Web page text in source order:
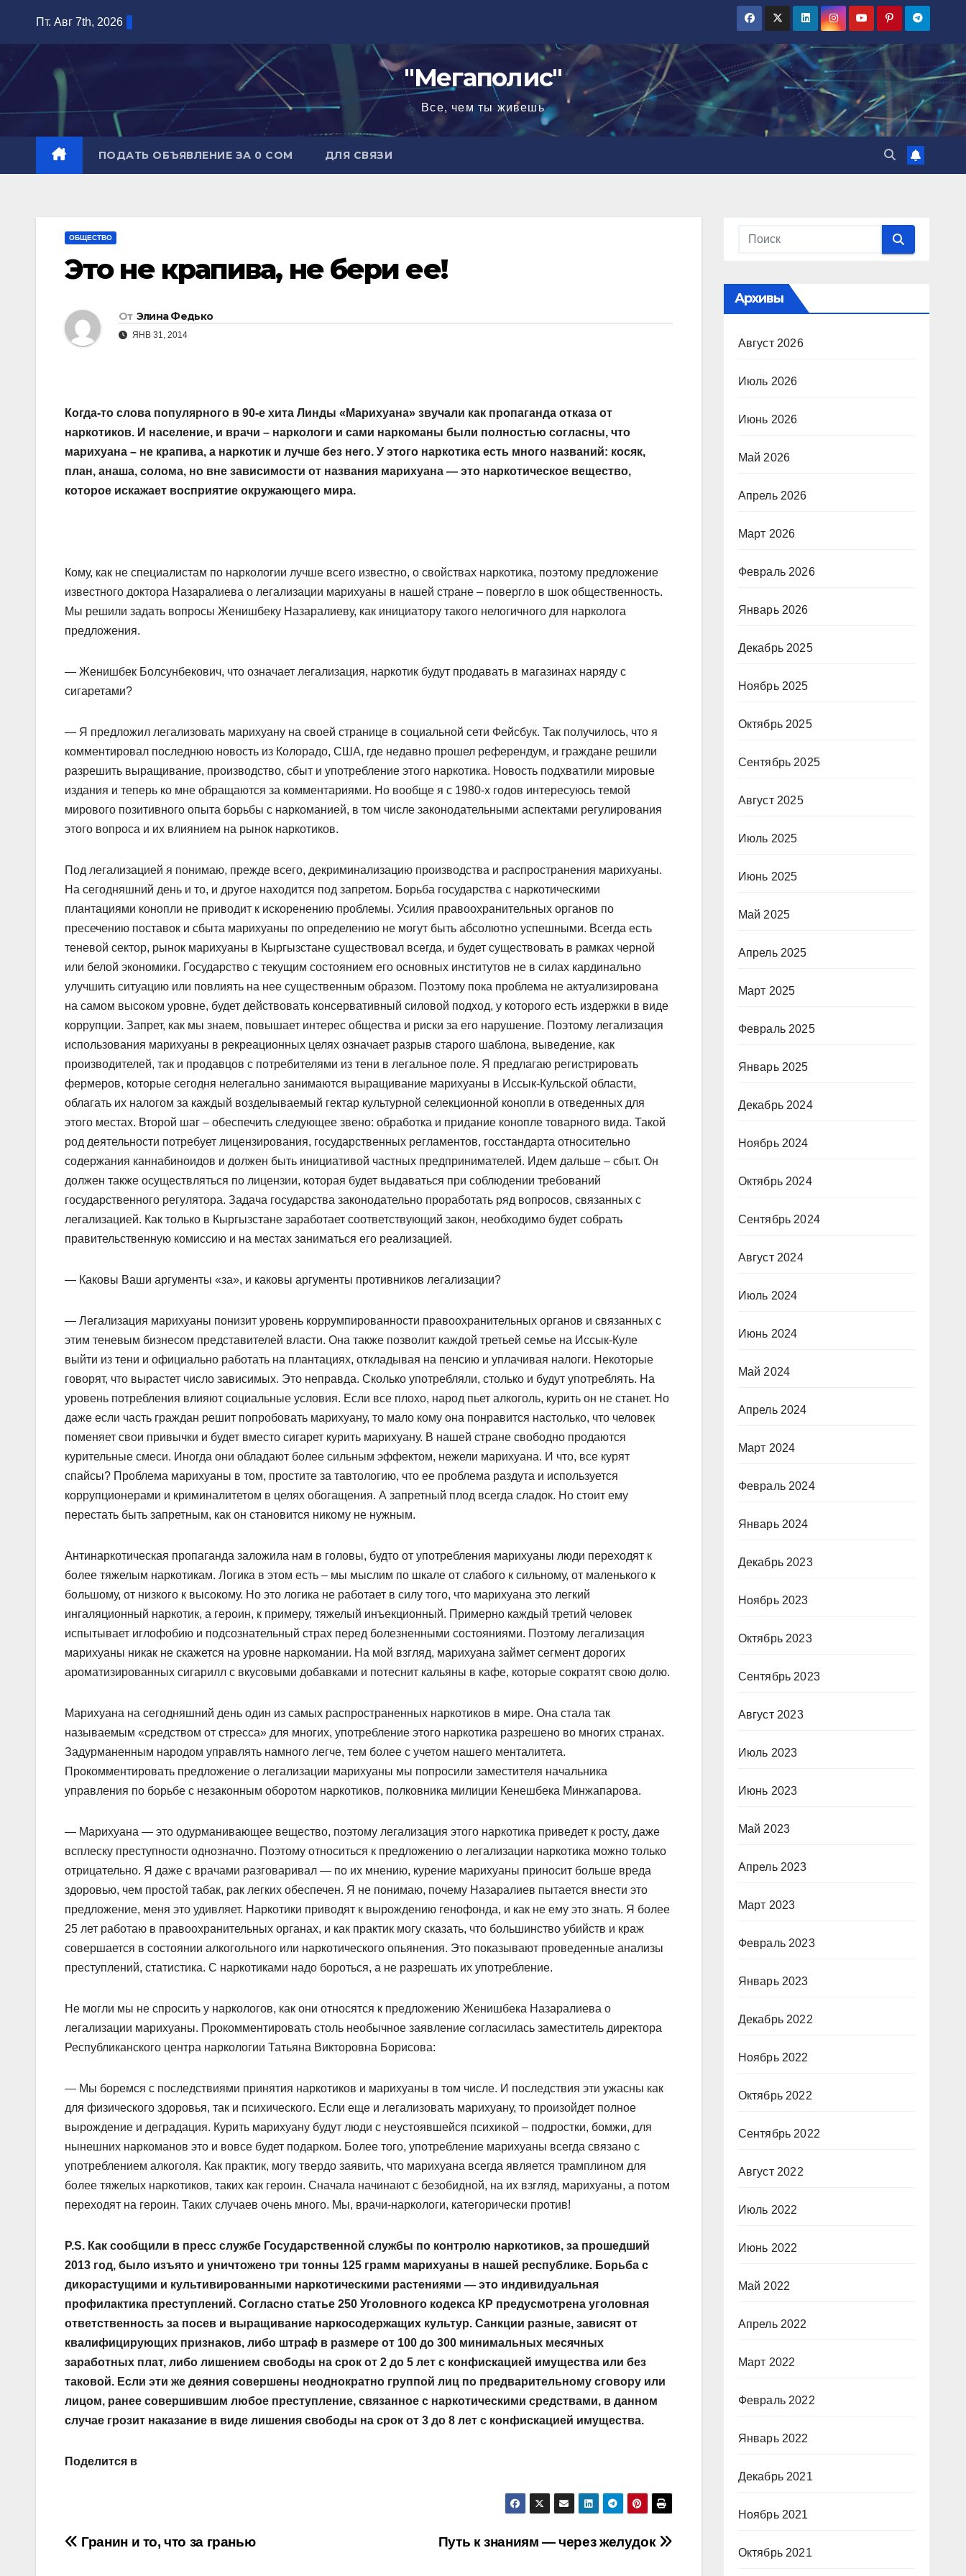
содержимому
Пт. Авг 7th, 2026
"Мегаполис"
Все, чем ты живешь
ПОДАТЬ ОБЪЯВЛЕНИЕ ЗА 0 СОМ ДЛЯ СВЯЗИ
ОБЩЕСТВО
Это не крапива, не бери ее!
От Элина Федько
ЯНВ 31, 2014
Когда-то слова популярного в 90-е хита Линды «Марихуана» звучали как пропаганда отказа от
наркотиков. И население, и врачи – наркологи и сами наркоманы были полностью согласны, что
марихуана – не крапива, а наркотик и лучше без него. У этого наркотика есть много названий: косяк,
план, анаша, солома, но вне зависимости от названия марихуана — это наркотическое вещество,
которое искажает восприятие окружающего мира.
Кому, как не специалистам по наркологии лучше всего известно, о свойствах наркотика, поэтому предложение
известного доктора Назаралиева о легализации марихуаны в нашей стране – повергло в шок общественность.
Мы решили задать вопросы Женишбеку Назаралиеву, как инициатору такого нелогичного для нарколога
предложения.
— Женишбек Болсунбекович, что означает легализация, наркотик будут продавать в магазинах наряду с
сигаретами?
— Я предложил легализовать марихуану на своей странице в социальной сети Фейсбук. Так получилось, что я
комментировал последнюю новость из Колорадо, США, где недавно прошел референдум, и граждане решили
разрешить выращивание, производство, сбыт и употребление этого наркотика. Новость подхватили мировые
издания и теперь ко мне обращаются за комментариями. Но вообще я с 1980-х годов интересуюсь темой
мирового позитивного опыта борьбы с наркоманией, в том числе законодательными аспектами регулирования
этого вопроса и их влиянием на рынок наркотиков.
Под легализацией я понимаю, прежде всего, декриминализацию производства и распространения марихуаны.
На сегодняшний день и то, и другое находится под запретом. Борьба государства с наркотическими
плантациями конопли не приводит к искоренению проблемы. Усилия правоохранительных органов по
пресечению поставок и сбыта марихуаны по определению не могут быть абсолютно успешными. Всегда есть
теневой сектор, рынок марихуаны в Кыргызстане существовал всегда, и будет существовать в рамках черной
или белой экономики. Государство с текущим состоянием его основных институтов не в силах кардинально
улучшить ситуацию или повлиять на нее существенным образом. Поэтому пока проблема не актуализирована
на самом высоком уровне, будет действовать консервативный силовой подход, у которого есть издержки в виде
коррупции. Запрет, как мы знаем, повышает интерес общества и риски за его нарушение. Поэтому легализация
использования марихуаны в рекреационных целях означает разрыв старого шаблона, выведение, как
производителей, так и продавцов с потребителями из тени в легальное поле. Я предлагаю регистрировать
фермеров, которые сегодня нелегально занимаются выращивание марихуаны в Иссык-Кульской области,
облагать их налогом за каждый возделываемый гектар культурной селекционной конопли в отведенных для
этого местах. Второй шаг – обеспечить следующее звено: обработка и придание конопле товарного вида. Такой
род деятельности потребует лицензирования, государственных регламентов, госстандарта относительно
содержания каннабиноидов и должен быть инициативой частных предпринимателей. Идем дальше – сбыт. Он
должен также осуществляться по лицензии, которая будет выдаваться при соблюдении требований
государственного регулятора. Задача государства законодательно проработать ряд вопросов, связанных с
легализацией. Как только в Кыргызстане заработает соответствующий закон, необходимо будет собрать
правительственную комиссию и на местах заниматься его реализацией.
— Каковы Ваши аргументы «за», и каковы аргументы противников легализации?
— Легализация марихуаны понизит уровень коррумпированности правоохранительных органов и связанных с
этим теневым бизнесом представителей власти. Она также позволит каждой третьей семье на Иссык-Куле
выйти из тени и официально работать на плантациях, откладывая на пенсию и уплачивая налоги. Некоторые
говорят, что вырастет число зависимых. Это неправда. Сколько употребляли, столько и будут употреблять. На
уровень потребления влияют социальные условия. Если все плохо, народ пьет алкоголь, курить он не станет. Но
даже если часть граждан решит попробовать марихуану, то мало кому она понравится настолько, что человек
поменяет свои привычки и будет вместо сигарет курить марихуану. В нашей стране свободно продаются
курительные смеси. Иногда они обладают более сильным эффектом, нежели марихуана. И что, все курят
спайсы? Проблема марихуаны в том, простите за тавтологию, что ее проблема раздута и используется
коррупционерами и криминалитетом в целях обогащения. А запретный плод всегда сладок. Но стоит ему
перестать быть запретным, как он становится никому не нужным.
Антинаркотическая пропаганда заложила нам в головы, будто от употребления марихуаны люди переходят к
более тяжелым наркотикам. Логика в этом есть – мы мыслим по шкале от слабого к сильному, от маленького к
большому, от низкого к высокому. Но это логика не работает в силу того, что марихуана это легкий
ингаляционный наркотик, а героин, к примеру, тяжелый инъекционный. Примерно каждый третий человек
испытывает иглофобию и подсознательный страх перед болезненными состояниями. Поэтому легализация
марихуаны никак не скажется на уровне наркомании. На мой взгляд, марихуана займет сегмент дорогих
ароматизированных сигарилл с вкусовыми добавками и потеснит кальяны в кафе, которые сократят свою долю.
Марихуана на сегодняшний день один из самых распространенных наркотиков в мире. Она стала так
называемым «средством от стресса» для многих, употребление этого наркотика разрешено во многих странах.
Задурманенным народом управлять намного легче, тем более с учетом нашего менталитета.
Прокомментировать предложение о легализации марихуаны мы попросили заместителя начальника
управления по борьбе с незаконным оборотом наркотиков, полковника милиции Кенешбека Минжапарова.
— Марихуана — это одурманивающее вещество, поэтому легализация этого наркотика приведет к росту, даже
всплеску преступности однозначно. Поэтому относиться к предложению о легализации наркотика можно только
отрицательно. Я даже с врачами разговаривал — по их мнению, курение марихуаны приносит больше вреда
здоровью, чем простой табак, рак легких обеспечен. Я не понимаю, почему Назаралиев пытается внести это
предложение, меня это удивляет. Наркотики приводят к вырождению генофонда, и как не ему это знать. Я более
25 лет работаю в правоохранительных органах, и как практик могу сказать, что большинство убийств и краж
совершается в состоянии алкогольного или наркотического опьянения. Это показывают проведенные анализы
преступлений, статистика. С наркотиками надо бороться, а не разрешать их употребление.
Не могли мы не спросить у наркологов, как они относятся к предложению Женишбека Назаралиева о
легализации марихуаны. Прокомментировать столь необычное заявление согласилась заместитель директора
Республиканского центра наркологии Татьяна Викторовна Борисова:
— Мы боремся с последствиями принятия наркотиков и марихуаны в том числе. И последствия эти ужасны как
для физического здоровья, так и психического. Если еще и легализовать марихуану, то произойдет полное
вырождение и деградация. Курить марихуану будут люди с неустоявшейся психикой – подростки, бомжи, для
нынешних наркоманов это и вовсе будет подарком. Более того, употребление марихуаны всегда связано с
употреблением алкоголя. Как практик, могу твердо заявить, что марихуана всегда является трамплином для
более тяжелых наркотиков, таких как героин. Сначала начинают с безобидной, на их взгляд, марихуаны, а потом
переходят на героин. Таких случаев очень много. Мы, врачи-наркологи, категорически против!
P.S. Как сообщили в пресс службе Государственной службы по контролю наркотиков, за прошедший
2013 год, было изъято и уничтожено три тонны 125 грамм марихуаны в нашей республике. Борьба с
дикорастущими и культивированными наркотическими растениями — это индивидуальная
профилактика преступлений. Согласно статье 250 Уголовного кодекса КР предусмотрена уголовная
ответственность за посев и выращивание наркосодержащих культур. Санкции разные, зависят от
квалифицирующих признаков, либо штраф в размере от 100 до 300 минимальных месячных
заработных плат, либо лишением свободы на срок от 2 до 5 лет с конфискацией имущества или без
таковой. Если эти же деяния совершены неоднократно группой лиц по предварительному сговору или
лицом, ранее совершившим любое преступление, связанное с наркотическими средствами, в данном
случае грозит наказание в виде лишения свободы на срок от 3 до 8 лет с конфискацией имущества.
Поделится в
Навигация
Путь к знаниям — через желудок
Гранин и то, что за гранью
Архивы
Август 2026
Июль 2026
Июнь 2026
Май 2026
Апрель 2026
Март 2026
Февраль 2026
Январь 2026
Декабрь 2025
Ноябрь 2025
Октябрь 2025
Сентябрь 2025
Август 2025
Июль 2025
Июнь 2025
Май 2025
Апрель 2025
Март 2025
Февраль 2025
Январь 2025
Декабрь 2024
Ноябрь 2024
Октябрь 2024
Сентябрь 2024
Август 2024
Июль 2024
Июнь 2024
Май 2024
Апрель 2024
Март 2024
Февраль 2024
Январь 2024
Декабрь 2023
Ноябрь 2023
Октябрь 2023
Сентябрь 2023
Август 2023
Июль 2023
Июнь 2023
Май 2023
Апрель 2023
Март 2023
Февраль 2023
Январь 2023
Декабрь 2022
Ноябрь 2022
Октябрь 2022
Сентябрь 2022
Август 2022
Июль 2022
Июнь 2022
Май 2022
Апрель 2022
Март 2022
Февраль 2022
Январь 2022
Декабрь 2021
Ноябрь 2021
Октябрь 2021